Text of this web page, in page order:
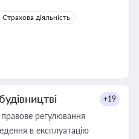
Страхова діяльність
+19
регулювання
в експлуатацію